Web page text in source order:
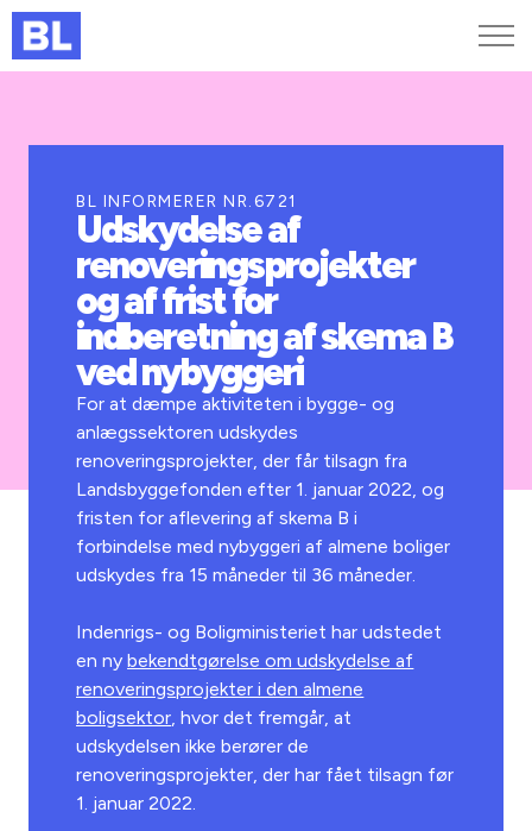
Kurser og arrangementer
Jobportalen
BL INFORMERER NR.6721
Udskydelse af
renoveringsprojekter
og af frist for
indberetning af skema B
ved nybyggeri
For at dæmpe aktiviteten i bygge- og
anlægssektoren udskydes
renoveringsprojekter, der får tilsagn fra
Landsbyggefonden efter 1. januar 2022, og
fristen for aflevering af skema B i
forbindelse med nybyggeri af almene boliger
udskydes fra 15 måneder til 36 måneder.
Indenrigs- og Boligministeriet har udstedet
en nybekendtgørelse om udskydelse af
renoveringsprojekter i den almene
boligsektor, hvor det fremgår, at
udskydelsen ikke berører de
renoveringsprojekter, der har fået tilsagn før
1. januar 2022.